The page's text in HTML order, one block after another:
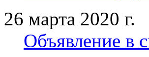
26 марта 2020 г.
Объявление в